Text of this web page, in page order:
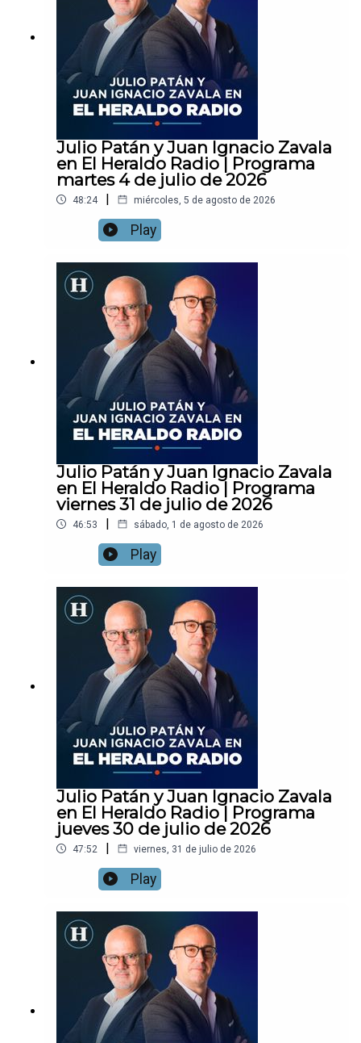
Julio Patán y Juan Ignacio Zavala
en El Heraldo Radio | Programa
martes 4 de julio de 2026
48:24 | miércoles, 5 de agosto de 2026
Play
Julio Patán y Juan Ignacio Zavala
en El Heraldo Radio | Programa
viernes 31 de julio de 2026
46:53 | sábado, 1 de agosto de 2026
Play
Julio Patán y Juan Ignacio Zavala
en El Heraldo Radio | Programa
jueves 30 de julio de 2026
47:52 | viernes, 31 de julio de 2026
Play